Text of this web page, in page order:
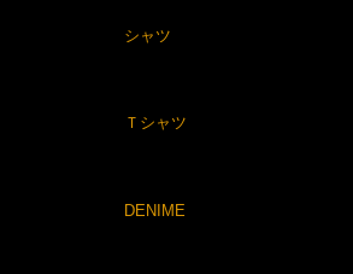
シャツ
Ｔシャツ
DENIME